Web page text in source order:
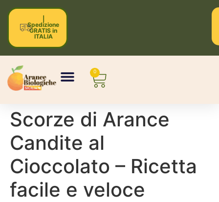
Spedizione
GRATIS in
ITALIA
0
Scorze di Arance
Candite al
Cioccolato – Ricetta
facile e veloce